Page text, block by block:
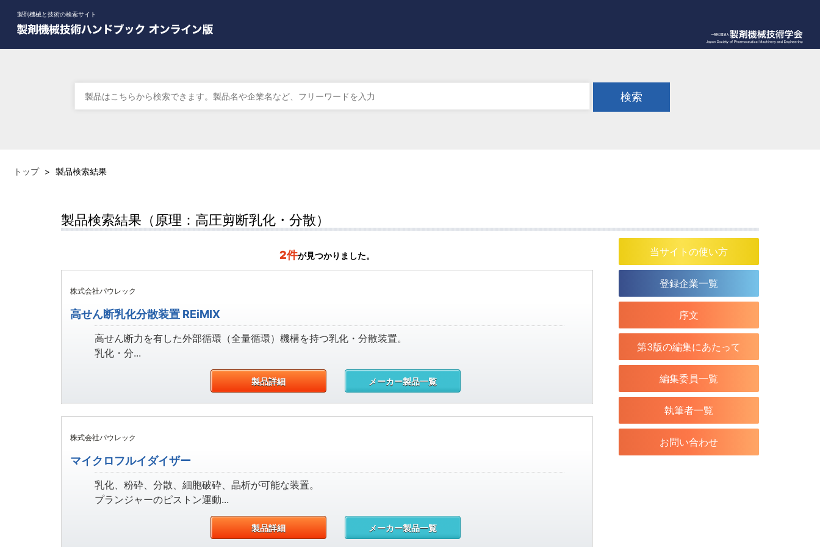
製剤機械と技術の検索サイト
検索
トップ > 製品検索結果
製品検索結果（原理：高圧剪断乳化・分散）
2件が見つかりました。
株式会社パウレック
高せん断乳化分散装置 REiMIX
高せん断力を有した外部循環（全量循環）機構を持つ乳化・分散装置。
乳化・分...
製品詳細 メーカー製品一覧
株式会社パウレック
マイクロフルイダイザー
乳化、粉砕、分散、細胞破砕、晶析が可能な装置。
プランジャーのピストン運動...
製品詳細 メーカー製品一覧
当サイトの使い方
登録企業一覧
序文
第3版の編集にあたって
編集委員一覧
執筆者一覧
お問い合わせ